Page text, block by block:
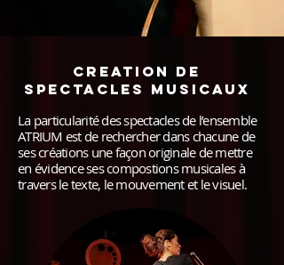
CREATION DE
SPECTACLES MUSICAUX
La particularité des spectacles de l’ensemble
ATRIUM est de rechercher dans chacune de
ses créations une façon originale de mettre
en évidence ses compostions musicales à
travers le texte, le mouvement et le visuel.